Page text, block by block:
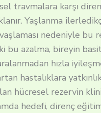
travmalara karşı
Yaşlanma
nedeniyle bu
bu azalma, bireyin
hızla
hastalıklara
hücresel rezervin
hedefi, direnç